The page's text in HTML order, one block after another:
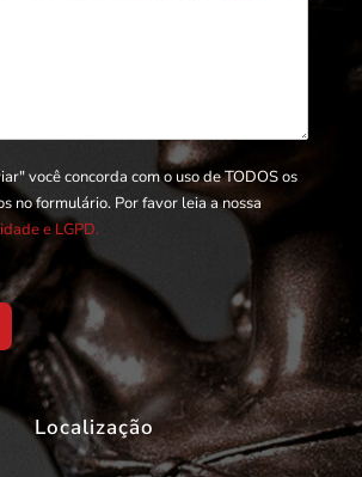
você concorda com o uso de TODOS os
no formulário. Por favor leia a nossa
e LGPD.
Localização